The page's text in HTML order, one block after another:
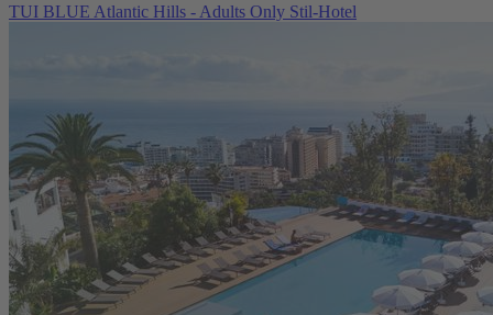
TUI BLUE Atlantic Hills - Adults Only Stil-Hotel